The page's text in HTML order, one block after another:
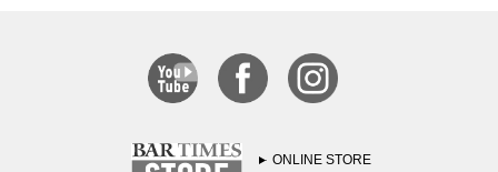
ONLINE STORE